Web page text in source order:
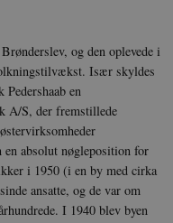
og den oplevede i
Især skyldes
en
A/S, der fremstillede
en absolut nøgleposition for
i 1950 (i en by med cirka
ansatte, og de var om
I 1940 blev byen